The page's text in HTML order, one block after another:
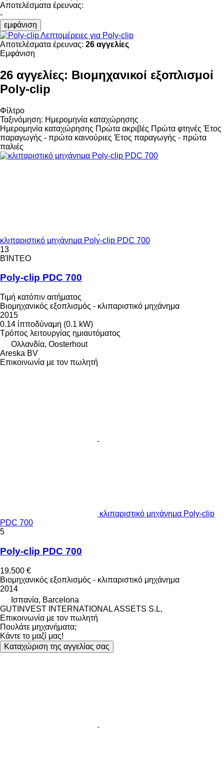
Αποτελέσματα έρευνας:
-
εμφάνιση
Λεπτομέρειες για Poly-clip
Αποτελέσματα έρευνας: 26 αγγελίες
Εμφάνιση
26 αγγελίες: Βιομηχανικοί εξοπλισμοί
Poly-clip
Φίλτρο
Ταξινόμηση: Ημερομηνία καταχώρησης
Ημερομηνία καταχώρησης Πρώτα ακριβές Πρώτα φτηνές Έτος
παραγωγής - πρώτα καινούριες Έτος παραγωγής - πρώτα
παλιές
κλιπαριστικό μηχάνημα Poly-clip PDC 700
13
ΒΊΝΤΕΟ
Poly-clip PDC 700
Τιμή κατόπιν αιτήματος
Βιομηχανικός εξοπλισμός - κλιπαριστικό μηχάνημα
2015
0.14 ίπποδύναμη (0.1 kW)
Τρόπος λειτουργίας ημιαυτόματος
Ολλανδία, Oosterhout
Areska BV
Επικοινωνία με τον πωλητή
κλιπαριστικό μηχάνημα Poly-clip
PDC 700
5
Poly-clip PDC 700
19.500 €
Βιομηχανικός εξοπλισμός - κλιπαριστικό μηχάνημα
2014
Ισπανία, Barcelona
GUTINVEST INTERNATIONAL ASSETS S.L,
Επικοινωνία με τον πωλητή
Πουλάτε μηχανήματα;
Κάντε το μαζί μας!
Καταχώριση της αγγελίας σας